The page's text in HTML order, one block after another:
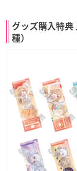
グッズ購入特典
種）